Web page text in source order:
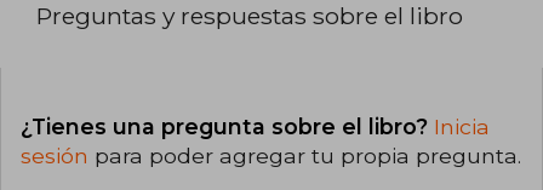
Preguntas y respuestas sobre el libro
¿Tienes una pregunta sobre el libro? Inicia
sesión para poder agregar tu propia pregunta.